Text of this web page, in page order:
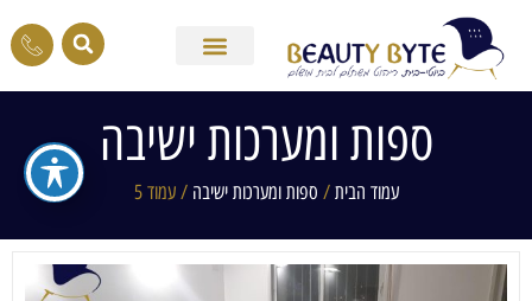
ספות ומערכות ישיבה
עמוד הבית / ספות ומערכות ישיבה / עמוד 5